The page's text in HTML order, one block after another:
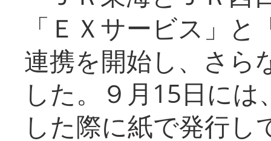
「ＥＸサービス」
連携を開始し、さら
した。９月15日に
した際に紙で発行し